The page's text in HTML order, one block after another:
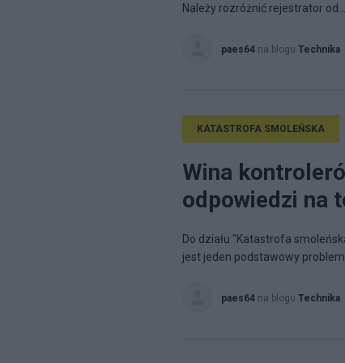
Należy rozróżnić rejestrator od...
paes64 na blogu Technika
KATASTROFA SMOLEŃSKA
Wina
odpowiedzi na
Do działu "Katastrofa
jest jeden podstawowy
paes64 na blogu Technika